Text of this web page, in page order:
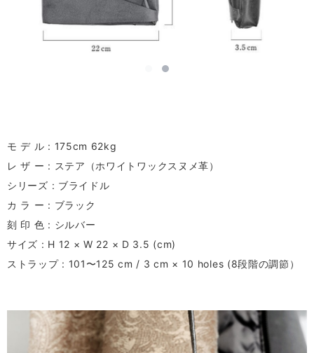
モ デ ル : 175cm 62kg
レ ザ ー : ステア（ホワイトワックスヌメ革）
シリーズ : ブライドル
カ ラ ー : ブラック
刻 印 色 : シルバー
サイズ : H 12 × W 22 × D 3.5 (cm)
ストラップ : 101〜125 cm / 3 cm × 10 holes (8段階の調節）